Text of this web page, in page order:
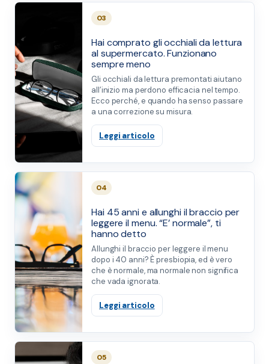
03
Hai comprato gli occhiali da lettura
al supermercato. Funzionano
sempre meno
Gli occhiali da lettura premontati aiutano
all’inizio ma perdono efficacia nel tempo.
Ecco perché, e quando ha senso passare
a una correzione su misura.
Leggi articolo
04
Hai 45 anni e allunghi il braccio per
leggere il menu. “E’ normale”, ti
hanno detto
Allunghi il braccio per leggere il menu
dopo i 40 anni? È presbiopia, ed è vero
che è normale, ma normale non significa
che vada ignorata.
Leggi articolo
05